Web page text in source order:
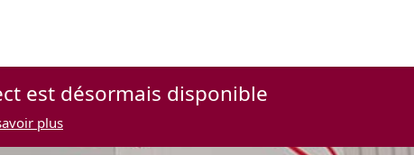
est désormais disponible
plus